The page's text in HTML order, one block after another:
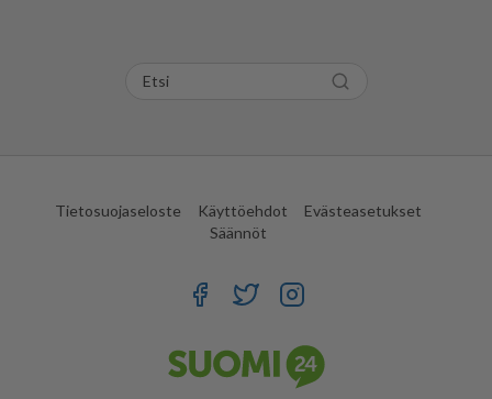
Tietosuojaseloste Käyttöehdot
Evästeasetukset
Säännöt